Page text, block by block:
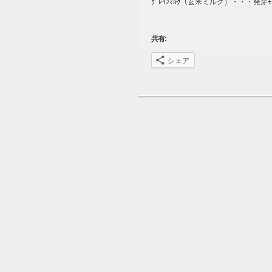
ｸﾞﾚｲﾝﾐﾙｸ（玄米ミルク）・・・発
共有:
シェア